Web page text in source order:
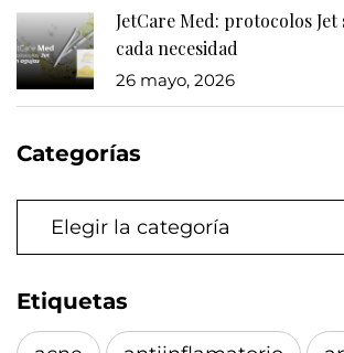
JetCare Med: protocolos Jet
cada necesidad
26 mayo, 2026
Categorías
Categorías
Etiquetas